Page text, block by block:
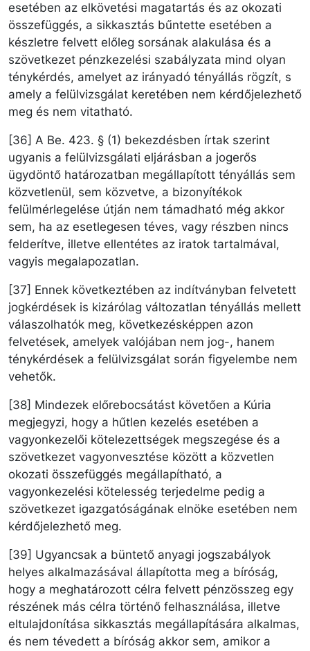
esetében az elkövetési magatartás és az okozati
összefüggés, a sikkasztás bűntette esetében a
készletre felvett előleg sorsának alakulása és a
szövetkezet pénzkezelési szabályzata mind olyan
ténykérdés, amelyet az irányadó tényállás rögzít, s
amely a felülvizsgálat keretében nem kérdőjelezhető
meg és nem vitatható.
[36] A Be. 423. § (1) bekezdésben írtak szerint
ugyanis a felülvizsgálati eljárásban a jogerős
ügydöntő határozatban megállapított tényállás sem
közvetlenül, sem közvetve, a bizonyítékok
felülmérlegelése útján nem támadható még akkor
sem, ha az esetlegesen téves, vagy részben nincs
felderítve, illetve ellentétes az iratok tartalmával,
vagyis megalapozatlan.
[37] Ennek következtében az indítványban felvetett
jogkérdések is kizárólag változatlan tényállás mellett
válaszolhatók meg, következésképpen azon
felvetések, amelyek valójában nem jog-, hanem
ténykérdések a felülvizsgálat során figyelembe nem
vehetők.
[38] Mindezek előrebocsátást követően a Kúria
megjegyzi, hogy a hűtlen kezelés esetében a
vagyonkezelői kötelezettségek megszegése és a
szövetkezet vagyonvesztése között a közvetlen
okozati összefüggés megállapítható, a
vagyonkezelési kötelesség terjedelme pedig a
szövetkezet igazgatóságának elnöke esetében nem
kérdőjelezhető meg.
[39] Ugyancsak a büntető anyagi jogszabályok
helyes alkalmazásával állapította meg a bíróság,
hogy a meghatározott célra felvett pénzösszeg egy
részének más célra történő felhasználása, illetve
eltulajdonítása sikkasztás megállapítására alkalmas,
és nem tévedett a bíróság akkor sem, amikor a